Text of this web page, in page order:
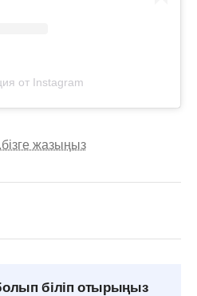
от Instagram
бізге жазыңыз
біліп отырыңыз